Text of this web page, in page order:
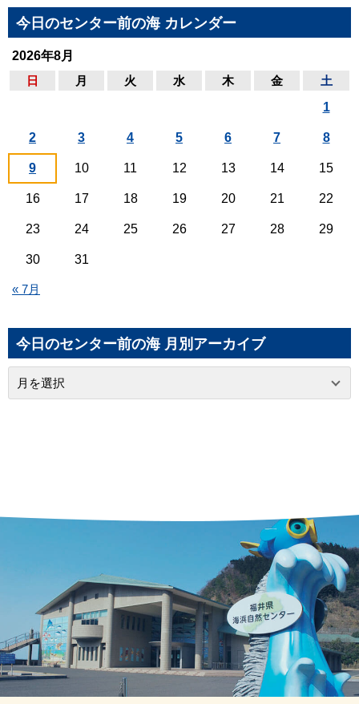
今日のセンター前の海 カレンダー
2026年8月
日
月 火 水 木 金 土
« 7月
1
2 3 4 5 6 7 8
9 10 11 12 13 14 15
16 17 18 19 20 21 22
23 24 25 26 27 28 29
30 31
今日のセンター前の海 月別アーカイブ